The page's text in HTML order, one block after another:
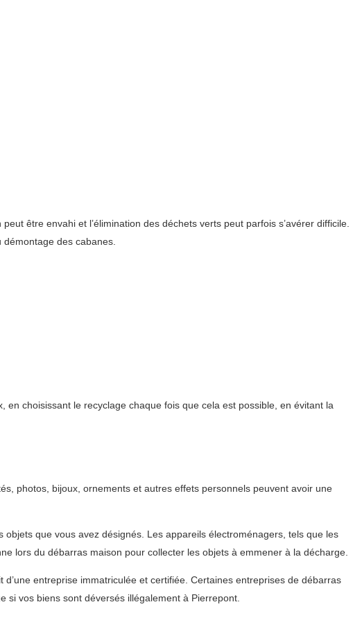
être envahi et l’élimination des déchets verts peut parfois s’avérer difficile.
des cabanes.
choisissant le recyclage chaque fois que cela est possible, en évitant la
photos, bijoux, ornements et autres effets personnels peuvent avoir une
que vous avez désignés. Les appareils électroménagers, tels que les
lors du débarras maison pour collecter les objets à emmener à la décharge.
entreprise immatriculée et certifiée. Certaines entreprises de débarras
vos biens sont déversés illégalement à Pierrepont.